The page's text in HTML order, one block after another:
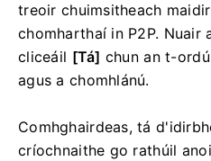
treoir chuimsitheach
chomharthaí in P2P. Nuair
cliceáil [Tá] chun an t-
agus a chomhlánú.
Comhghairdeas, tá
críochnaithe go rathúil